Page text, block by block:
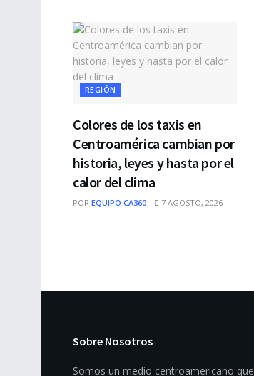
REGIÓN
Colores de los taxis en
Centroamérica cambian por
historia, leyes y hasta por el
calor del clima
POR EQUIPO CA360 7 AGOSTO, 2026
Sobre Nosotros
Somos un medio centroamericano que